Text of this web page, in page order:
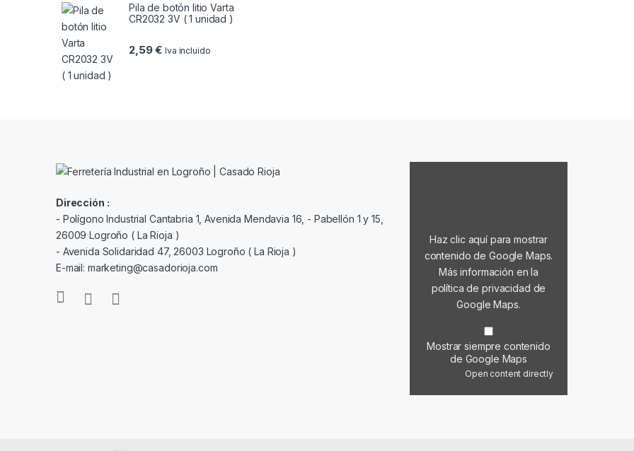
Pila de botón litio Varta
CR2032 3V ( 1 unidad )
2,59€ Iva incluido
Dirección :
- Polígono Industrial Cantabria 1, Avenida Mendavia 16, - Pabellón 1 y 15,
26009 Logroño ( La Rioja )
- Avenida Solidaridad 47, 26003 Logroño ( La Rioja )
E-mail: marketing@casadorioja.com
Haz clic aquí para mostrar
contenido de Google Maps.
Más información en la
política de privacidad de
Google Maps.
Mostrar siempre contenido
de Google Maps
Open content directly